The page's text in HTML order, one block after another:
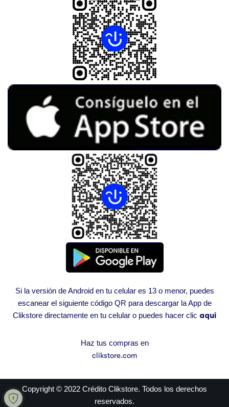
Si la versión de Android en tu celular es 13 o menor, puedes
escanear el siguiente código QR para descargar la App de
Clikstore directamente en tu celular o puedes hacer clic aquí
Haz tus compras en
clikstore.com
Copyright © 2022 Crédito Clikstore. Todos los derechos
reservados.